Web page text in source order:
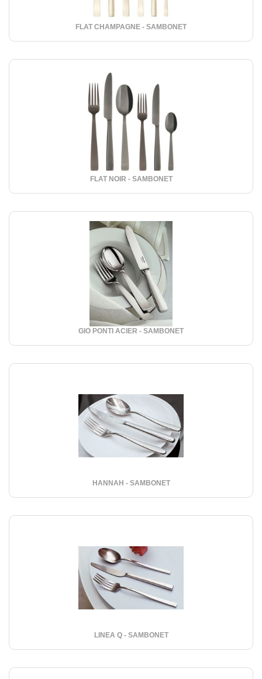
FLAT CHAMPAGNE - SAMBONET
FLAT NOIR - SAMBONET
GIO PONTI ACIER - SAMBONET
HANNAH - SAMBONET
LINEA Q - SAMBONET